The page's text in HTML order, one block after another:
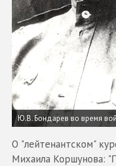
Ю.В. Бондарев во время
О "лейтенантском"
Михаила Коршунова: